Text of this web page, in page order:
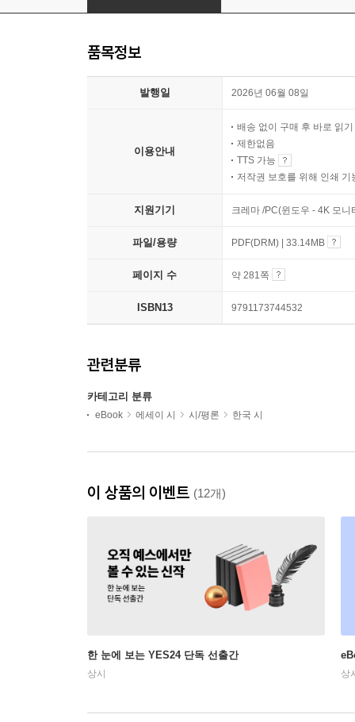
품목정보
발행일 2026년 06월 08일
이용안내
배송 없이 구매 후 바로 읽기
제한없음
TTS 가능
저작권 보호를 위해 인쇄 기
지원기기 크레마 /PC(윈도우 - 4K 모
파일/용량 PDF(DRM) | 33.14MB
페이지 수 약 281쪽
ISBN13 9791173744532
관련분류
카테고리 분류
eBook 에세이 시 시/평론 한국 시
이 상품의 이벤트 (12개)
한 눈에 보는 YES24 단독 선출간
상시 상